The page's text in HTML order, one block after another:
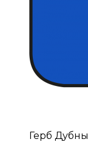
Герб Дубны